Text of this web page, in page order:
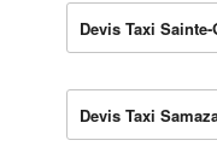
Devis Taxi
Devis Taxi